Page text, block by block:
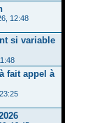
12:48
si variable
fait appel à